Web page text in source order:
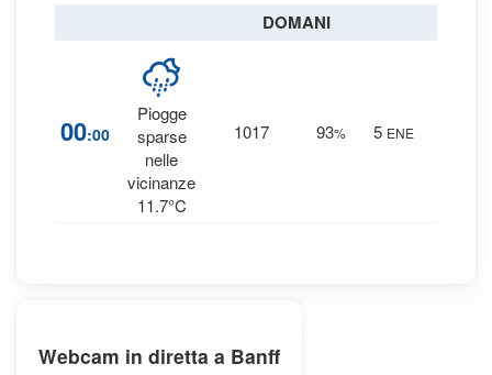
DOMANI
00:00
Piogge
sparse
nelle
vicinanze
11.7°C
1017 93% 5 ENE
Webcam in diretta a Banff